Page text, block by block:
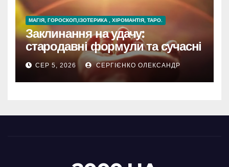
МАГІЯ, ГОРОСКОП,ІЗОТЕРИКА , ХІРОМАНТІЯ, ТАРО.
Заклинання на удачу:
стародавні формули та сучасні
секрети везіння
СЕР 5, 2026 СЕРГІЄНКО ОЛЕКСАНДР